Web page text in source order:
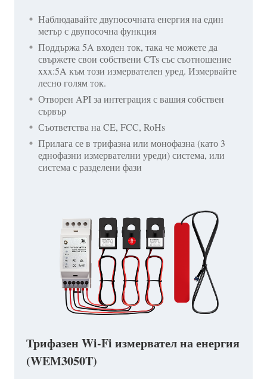
Наблюдавайте двупосочната енергия на един
метър с двупосочна функция
Поддържа 5A входен ток, така че можете да
свържете свои собствени CTs със съотношение
xxx:5A към този измервателен уред. Измервайте
лесно голям ток.
Отворен API за интеграция с вашия собствен
сървър
Съответства на CE, FCC, RoHs
Прилага се в трифазна или монофазна (като 3
еднофазни измервателни уреди) система, или
система с разделени фази
Трифазен Wi-Fi измервател на енергия
(WEM3050T)